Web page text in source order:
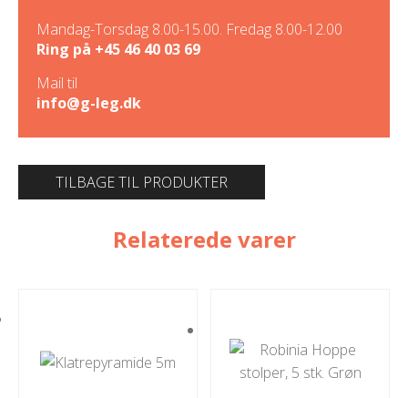
Mandag-Torsdag 8.00-15.00. Fredag 8.00-12.00
Ring på +45 46 40 03 69
Mail til
info@g-leg.dk
TILBAGE TIL PRODUKTER
Relaterede varer